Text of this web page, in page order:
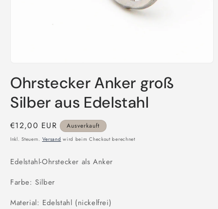
in
Modal
öffnen
Ohrstecker Anker groß
Silber aus Edelstahl
Normaler
Preis
€12,00 EUR Ausverkauft
Inkl. Steuern. Versand wird beim Checkout berechnet
Edelstahl-Ohrstecker als Anker
Farbe: Silber
Material: Edelstahl (nickelfrei)